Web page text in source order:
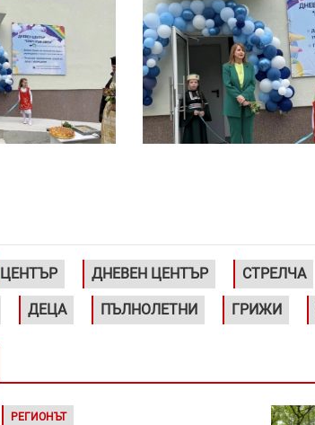
ЦЕНТЪР ДНЕВЕН ЦЕНТЪР СТРЕЛЧА
ДЕЦА ПЪЛНОЛЕТНИ ГРИЖИ
РЕГИОНЪТ